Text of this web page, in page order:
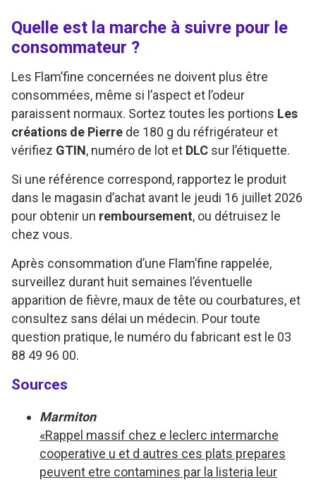
Quelle est la marche à suivre pour le
consommateur ?
Les Flam’fine concernées ne doivent plus être
consommées, même si l’aspect et l’odeur
paraissent normaux. Sortez toutes les portions Les
créations de Pierre de 180 g du réfrigérateur et
vérifiez GTIN, numéro de lot et DLC sur l’étiquette.
Si une référence correspond, rapportez le produit
dans le magasin d’achat avant le jeudi 16 juillet 2026
pour obtenir un remboursement, ou détruisez le
chez vous.
Après consommation d’une Flam’fine rappelée,
surveillez durant huit semaines l’éventuelle
apparition de fièvre, maux de tête ou courbatures, et
consultez sans délai un médecin. Pour toute
question pratique, le numéro du fabricant est le 03
88 49 96 00.
Sources
Marmiton
«Rappel massif chez e leclerc intermarche
cooperative u et d autres ces plats prepares
peuvent etre contamines par la listeria leur